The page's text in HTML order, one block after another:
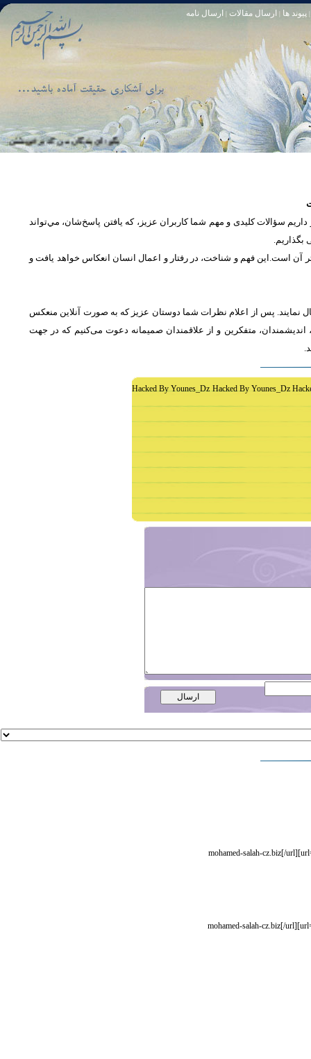
پیوند ها ارسال مقالات ارسال نامه
بگو: اى بندگان من كه بر خويشتن زياده‏تا [مبادا] كسى بگويد: افسوس بر آنچه در كار خدا كوتاهى كردم! و حقّا كه من از ريشخند كنندگان بودم. سوره زمر 56
سؤالات کلیدی و مهم شما كاربران عزیز، که یافتن پاسخ‌‌شان، مي‌تواند
بگذاریم.
آن است.این فهم و شناخت، در رفتار و اعمال انسان انعكاس خواهد يافت و
پس از اعلام نظرات شما دوستان عزیز که به صورت آنلاین منعکس
متفکرین و از علاقمندان صمیمانه دعوت می‌کنیم که در جهت
Hacked By Younes_Dz Hacked By Younes_Dz